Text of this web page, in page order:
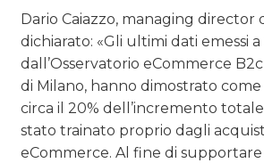
Dario Caiazzo, managing director
dichiarato: «Gli ultimi dati emessi
dall’Osservatorio eCommerce
di Milano, hanno dimostrato come
circa il 20% dell’incremento
stato trainato proprio dagli
eCommerce. Al fine di